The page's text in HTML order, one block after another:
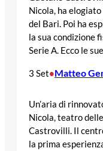
Nicola, ha
del Bari. Poi ha
la sua condizione
Serie A. Ecco le
3 Set•Matteo
Un’aria di
Nicola, teatro
Castrovilli. Il
la prima